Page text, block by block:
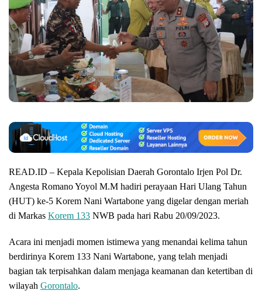
READ.ID – Kepala Kepolisian Daerah Gorontalo Irjen Pol Dr.
Angesta Romano Yoyol M.M hadiri perayaan Hari Ulang Tahun
(HUT) ke-5 Korem Nani Wartabone yang digelar dengan meriah
di Markas Korem 133 NWB pada hari Rabu 20/09/2023.
Acara ini menjadi momen istimewa yang menandai kelima tahun
berdirinya Korem 133 Nani Wartabone, yang telah menjadi
bagian tak terpisahkan dalam menjaga keamanan dan ketertiban di
wilayah Gorontalo.